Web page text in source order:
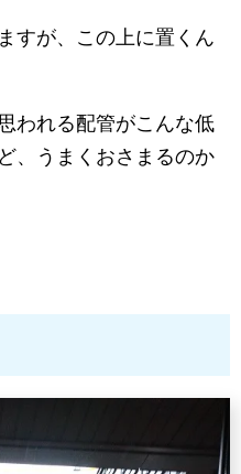
すが、この上に置くん
われる配管がこんな低
、うまくおさまるのか